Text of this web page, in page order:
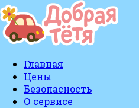
Главная
Цены
Безопасность
О сервисе